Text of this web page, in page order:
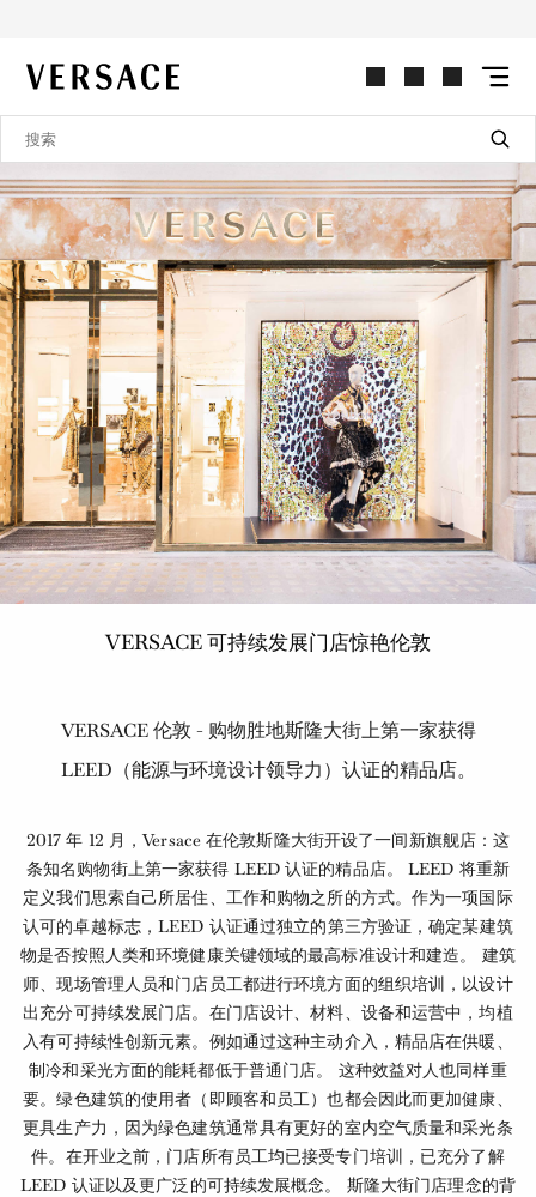
VERSACE | 主页
VERSACE 可持续发展门店惊艳伦敦
VERSACE 伦敦 - 购物胜地斯隆大街上第一家获得
LEED（能源与环境设计领导力）认证的精品店。
2017 年 12 月，Versace 在伦敦斯隆大街开设了一间新旗舰店：这
条知名购物街上第一家获得 LEED 认证的精品店。 LEED 将重新
定义我们思索自己所居住、工作和购物之所的方式。作为一项国际
认可的卓越标志，LEED 认证通过独立的第三方验证，确定某建筑
物是否按照人类和环境健康关键领域的最高标准设计和建造。 建筑
师、现场管理人员和门店员工都进行环境方面的组织培训，以设计
出充分可持续发展门店。在门店设计、材料、设备和运营中，均植
入有可持续性创新元素。例如通过这种主动介入，精品店在供暖、
制冷和采光方面的能耗都低于普通门店。 这种效益对人也同样重
要。绿色建筑的使用者（即顾客和员工）也都会因此而更加健康、
更具生产力，因为绿色建筑通常具有更好的室内空气质量和采光条
件。在开业之前，门店所有员工均已接受专门培训，已充分了解
LEED 认证以及更广泛的可持续发展概念。 斯隆大街门店理念的背